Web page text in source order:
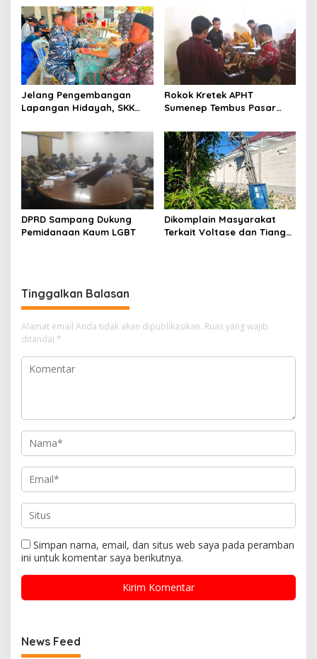
Jelang Pengembangan
Lapangan Hidayah, SKK
Perkuat Sinergi dengan
Nelayan Sampang
Rokok Kretek APHT
Sumenep Tembus Pasar
DPRD Sampang Dukung
Pemidanaan Kaum LGBT
Dikomplain Masyarakat
Terkait Voltase dan Tiang
Tinggalkan Balasan
Alamat email Anda tidak akan dipublikasikan. Ruas yang wajib
ditandai *
Simpan nama, email, dan situs web saya pada peramban
ini untuk komentar saya berikutnya.
News Feed